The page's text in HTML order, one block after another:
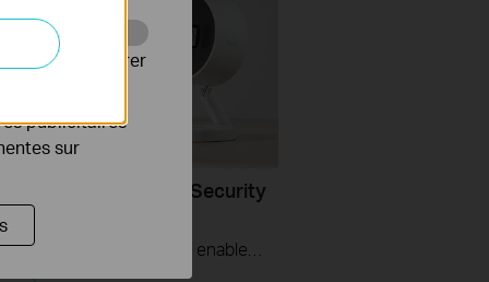
Set Up Your AI Home Security
(Tapo C125)
pour améliorer
publicitaires
sur